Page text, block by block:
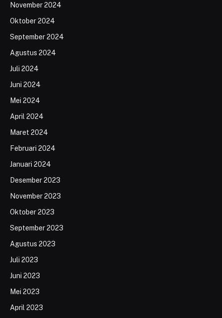
November 2024
Oktober 2024
September 2024
Agustus 2024
Juli 2024
Juni 2024
Mei 2024
April 2024
Maret 2024
Februari 2024
Januari 2024
Desember 2023
November 2023
Oktober 2023
September 2023
Agustus 2023
Juli 2023
Juni 2023
Mei 2023
April 2023